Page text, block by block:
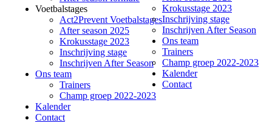
Voetbalstages
Act2Prevent Voetbalstages
After season 2025
Krokusstage 2023
Inschrijving stage
Inschrijven After Season
Ons team
Trainers
Champ groep 2022-2023
Kalender
Contact
Krokusstage 2023
Inschrijving stage
Inschrijven After Season
Ons team
Trainers
Champ groep 2022-2023
Kalender
Contact